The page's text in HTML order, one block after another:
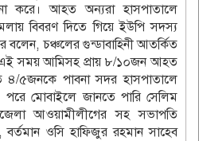
করে। আহত অন্যরা হাসপাতালে
বিবরণ দিতে গিয়ে ইউপি সদস্য
বলেন, চঞ্চলের গুন্ডাবাহিনী আতর্কিত
সময় আমিসহ প্রায় ৮/১০জন আহত
৫জনকে পাবনা সদর হাসপাতালে
পরে মোবাইলে জানতে পারি সেলিম
আওয়ামীলীগের সহ সভাপতি
ওসি হাফিজুর রহমান সাহেব